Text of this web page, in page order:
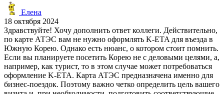
Елена
18 октября 2024
Здравствуйте! Хочу дополнить ответ коллеги. Действительно,
по карте АТЭС вам не нужно оформлять K-ETA для въезда в
Южную Корею. Однако есть нюанс, о котором стоит помнить.
Если вы планируете посетить Корею не с деловыми целями, а,
например, как турист, то в этом случае может потребоваться
оформление K-ETA. Карта АТЭС предназначена именно для
бизнес-поездок. Поэтому важно четко определить цель вашего